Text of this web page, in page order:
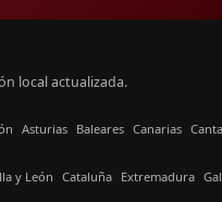
local actualizada.
Asturias Baleares Canarias
y León Cataluña Extremadura